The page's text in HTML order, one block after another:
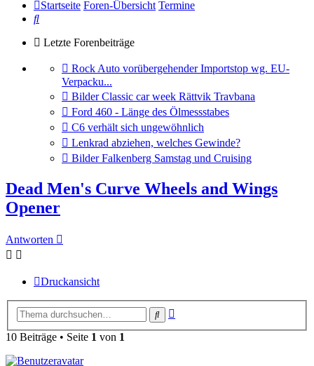
Startseite Foren-Übersicht Termine
Suche
Letzte Forenbeiträge
Gehe
zum
letzten
Beitrag
Rock Auto vorübergehender Importstop wg. EU-
Verpacku...
Gehe
zum
letzten
Beitrag
Bilder Classic car week Rättvik Travbana
Gehe
zum
letzten
Beitrag
Ford 460 - Länge des Ölmessstabes
Gehe
zum
letzten
Beitrag
C6 verhält sich ungewöhnlich
Gehe
zum
letzten
Lenkrad abziehen, welches Gewinde?
Gehe
letzten
Beitrag
Bilder Falkenberg Samstag und Cruising
Dead Men's Curve Wheels and Wings
Opener
Antworten
Druckansicht
Suche
10 Beiträge • Seite 1 von 1